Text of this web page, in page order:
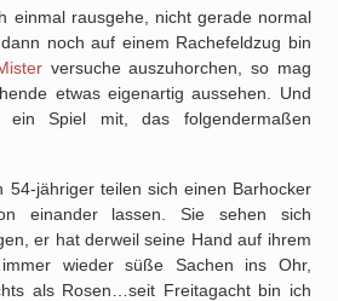
einmal rausgehe, nicht gerade normal
noch auf einem Rachefeldzug bin
versuche auszuhorchen, so mag
etwas eigenartig aussehen. Und
Spiel mit, das folgendermaßen
54-jähriger teilen sich einen Barhocker
einander lassen. Sie sehen sich
er hat derweil seine Hand auf ihrem
wieder süße Sachen ins Ohr,
als Rosen…seit Freitagacht bin ich